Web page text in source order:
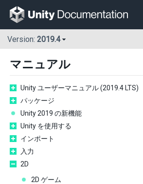
Version: 2019.4
マニュアル
Unity ユーザーマニュアル (2019.4 LTS)
パッケージ
Unity 2019 の新機能
Unity を使用する
インポート
入力
2D
2D ゲーム